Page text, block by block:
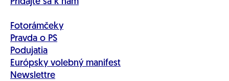
Fotorámčeky
Pravda o PS
Podujatia
Európsky volebný manifest
Newslettre